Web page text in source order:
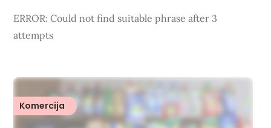
ERROR: Could not find suitable phrase after 3
attempts
Komercija